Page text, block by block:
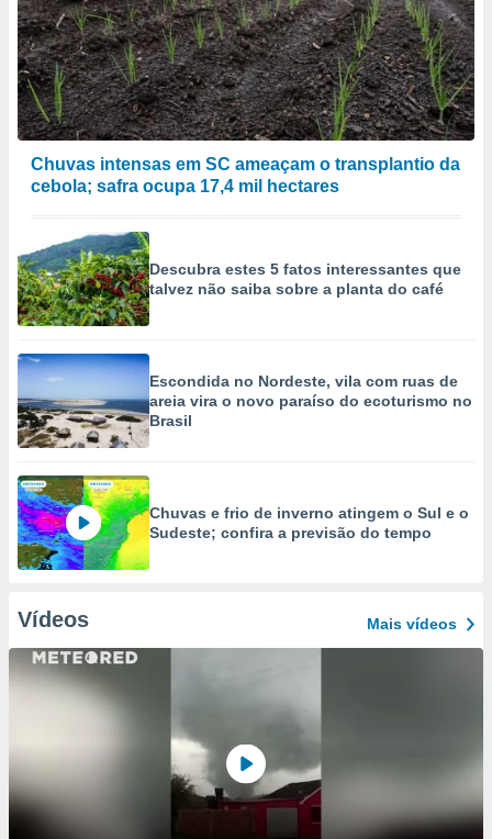
Chuvas intensas em SC ameaçam o transplantio da
cebola; safra ocupa 17,4 mil hectares
Descubra estes 5 fatos interessantes que
talvez não saiba sobre a planta do café
Escondida no Nordeste, vila com ruas de
areia vira o novo paraíso do ecoturismo no
Brasil
Chuvas e frio de inverno atingem o Sul e o
Sudeste; confira a previsão do tempo
Vídeos Mais vídeos